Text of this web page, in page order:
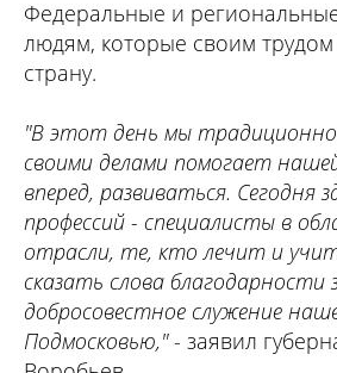
Федеральные и
людям, которые своим
страну.
"В этот день мы традиционно
своими делами помогает
вперед, развиваться. Сегодня
профессий - специалисты в
отрасли, те, кто лечит и
сказать слова
добросовестное служение
Подмосковью,"- заявил